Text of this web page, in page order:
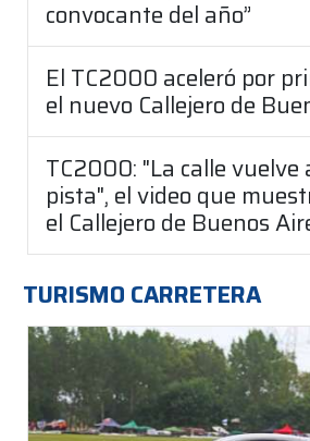
convocante del año”
El TC2000 aceleró por
el nuevo Callejero de
TC2000: "La calle vuelve
pista", el video que
el Callejero de Buenos
TURISMO CARRETERA